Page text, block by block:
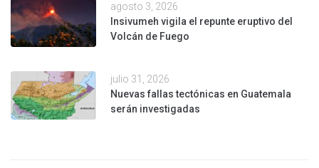
agosto 3, 2026
Insivumeh vigila el repunte eruptivo del
Volcán de Fuego
julio 31, 2026
Nuevas fallas tectónicas en Guatemala
serán investigadas